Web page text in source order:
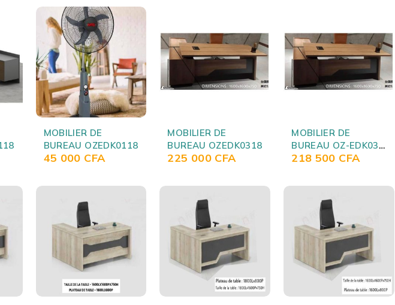
MOBILIER DE
BUREAU OZEDK0118
45 000 CFA
MOBILIER DE
BUREAU OZEDK0318
225 000 CFA
MOBILIER DE
BUREAU OZ-EDK03-
16
218 500 CFA